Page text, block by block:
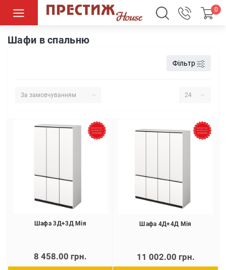
0
Спальні Шафи в спальню
Шафи в спальню
Фільтр
Шафа 3Д+3Д Мія
8 458.00 грн.
Шафа 4Д+4Д Мія
11 002.00 грн.